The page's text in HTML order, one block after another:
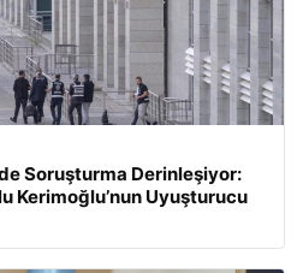
Soruşturma Derinleşiyor:
Kerimoğlu’nun Uyuşturucu